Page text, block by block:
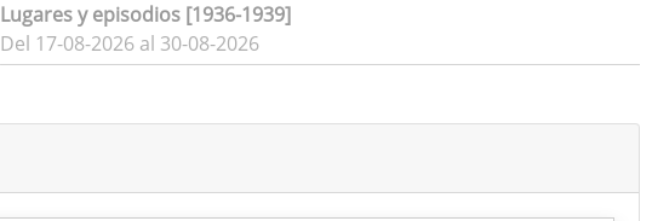
Lugares y episodios [1936-1939]
Del 17-08-2026 al 30-08-2026